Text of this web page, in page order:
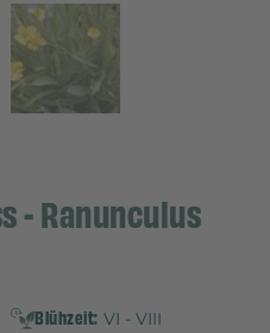
- Ranunculus
Blühzeit: VI - VIII